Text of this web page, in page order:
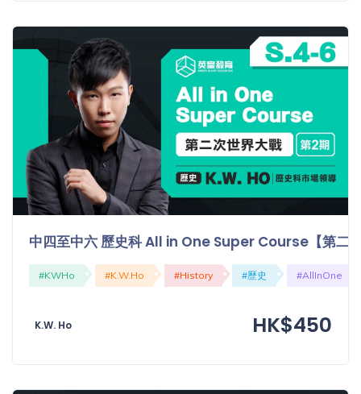
中四至中六 歷史科 All in One Super Course【第二
#KWHo #K.W.Ho #History #歷史 #AllInOne
K.W. Ho HK$450